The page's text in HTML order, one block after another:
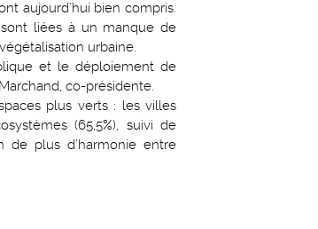
aujourd’hui bien compris.
liées à un manque de
urbaine.
et le déploiement de
co-présidente.
plus verts : les villes
(65,5%), suivi de
de plus d’harmonie entre